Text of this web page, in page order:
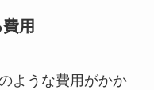
用
ような費用がかか